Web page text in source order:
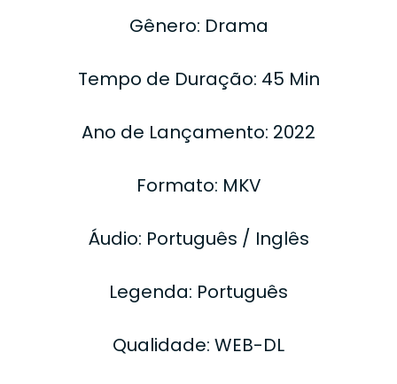
Gênero: Drama
Tempo de Duração: 45 Min
Ano de Lançamento: 2022
Formato: MKV
Áudio: Português / Inglês
Legenda: Português
Qualidade: WEB-DL